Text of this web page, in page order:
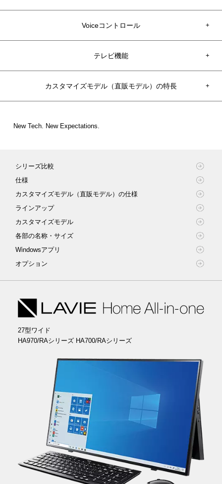
正面に見えるのは、スリムベゼルの大画面液晶のみ。 機
能美を追求したカフェボードデザインが空間に溶け込
む。
－ディスプレイ以外の機能を背面部分に配置し、正面に見えるのは狭
額縁の画面のみ。余計なものを極限まで排除した、安定感のあるコ
ンパクト&シンプルなカフェボードデザインを採用
615.4（W）×186.3（D）×361.1（H）mm
－未使用時はキーボードを立てかけておくことも可能
27型ワイドディスプレイ
（フルHD）
－広視野角のIPS液晶採用で、斜めの角度からも美しく
シックモダンなお部屋に似合うファインブラック
ナチュラルなお部屋に調和するファインホワイト
らくらく処理。
第10世代 Core™ i7プロセッサー（4コア）と
SSDを組み合わせて省電力、高速処理を実現。
－第10世代インテル® Core™ i7-10510Uプロセッサー（4コア）搭載
－SSD（PCIe接続）＋HDDのデュアルストレージ
－超高速通信を実現した次世代無線LAN規格 Wi-Fi 6(11ax)
※カスタマイズモデル（直販モデル）のLAVIE Direct HAでは第10世代 イン
＊1：HA970/RAシリーズに搭載。
ダイブしよう。
ディスプレイから音が聞こえる「Crystal Sound
－液晶パネルを振動させて音を鳴らすことでスピーカとして機能する
「Crystal Sound Display」搭載。音と映像が同じところから出力さ
ヤマハ AudioEngine™について詳しくはこちら
Voiceコントロール +
声だけで
できることたくさん。
離れた場所でも、手が離せないときも、
声でPCの起動・終了やテレビ・オーディオの操作まで
ハンズフリーで。
ウンの音声操作にも対応
Player」、「インフォボード（Homeモード）」の主な機能の音声
操作が可能
*2
また、Webカメラの前で「ねぇLAVIE、いつものアプリ」と呼びか
けるだけで、登録したアプリを起動できる
※LAVIE Direct HAは標準ソフトウェア選択時に「LAVIE AIエージェント」が
＊1：HA970/RAシリーズに搭載。
＊2：音声で操作できる機能には制限があります。
＊3：あらかじめユーザごとに顔の登録と起動するアプリの設定が必要で
す。また、周囲の環境によっては、認識できない場合があります。
テレビ機能 +
PCで観る、録る、残す、
HDMI入力端子の搭載で、ゲーム機のモニターとしても
活躍。
－ブルーレイディスクドライブ（BDXL™ 対応）搭載
－地上・BS・110度CSデジタル3波対応ダブルチューナ搭載
で2番組
同時録画可能
－HDMI入力端子で家庭用ゲーム機の大画面モニターやデジタルビデ
オカメラの映像出力に利用可能
※TV機能はHA970/RAシリーズにのみ搭載。HA700/RAシリーズには、TV機
能を搭載していません。
※快適にテレビをご覧いただくには、SmartVision以外のアプリを終了して
からご視聴ください。
＊1：HA970/RAシリーズに搭載。HA700/RAシリーズはDVDスーパーマルチ
ドライブを搭載。
カフェボードデザイン +
こだわりの空間に、
正面に見えるのは、スリムベゼルの大画面液晶のみ。機
能美を追求したカフェボードデザインが空間に溶け込
む。
－ディスプレイ以外の機能を背面部分に配置し、正面に見えるのは狭
額縁の画面のみ。余計なものを極限まで排除した、安定感のあるコ
ンパクト&シンプルなカフェボードデザインを採用
541.4（W）×186.9（D）×332.8（H）mm*1
－未使用時はキーボードを立てかけておくことも可能
－迫力の大画面
23.8型ワイドディスプレイ
－高精細なフルハイビジョン映像が楽しめるフルHD高解像度液晶
（フルHD）
－高精細なフルハイビジョン映像が楽しめるフルHD高解像度液晶
－広視野角のIPS液晶で、斜めの角度からも美しく
－カラーバリエーション：お部屋の雰囲気に合わせて選べる2色展開
高画質写真も
らくらく処理。
第10世代 Core™ i7プロセッサー（4コア）*1と
により省電力、高速処理を実現。
－Windows 10 Home搭載
－第10世代インテル® Core™ i7-10510U プロセッサー（4コア）搭載
－SSD（PCIe接続）＋HDDのデュアルストレージ
HA770/RAシリーズ：SSD 約256GB（PCIe接続）+HDD 約3TB
HA370/RAシリーズ：HDD 約1TB
－大容量8GBメモリ搭載
－超高速通信を実現した次世代無線LAN規格 Wi-Fi 6(11ax)*2
※カスタマイズモデル（直販モデル）のLAVIE Direct HAでは第10世代 イン
できることたくさん。
離れた場所でも、手が離せないときも、
声でPCの起動・終了やテレビ・オーディオの操作まで
－声でPCを起動できる「Voice起動」に加え、スリープ、シャットダ
ウンの音声操作にも対応
－NECオリジナルボイスエンジン「LAVIE AIエージェント」搭載
TVアプリ「SmartVision」、音楽プレーヤ「HiGrand Music
Player」、「インフォボード（Homeモード）」の主な機能の音声
操作が可能*1
また、Webカメラの前で「ねぇLAVIE、いつものアプリ」と呼びか
けるだけで、登録したアプリを起動できる
※LAVIE Direct HAは標準ソフトウェア選択時に「LAVIE AIエージェント」が
利用可能です。
＊1：音声で操作できる機能には制限があります。
PCで観る、録る、残す、
そして遊ぶ。
テレビやレコーダーを超えた多彩なTV機能。
HDMI入力端子の搭載*3
で、ゲーム機のモニターとしても
*1
カスタマイズモデル（直販モデル）の特長 +
カスタマイズで最高の1台を。欲し
長く快適に楽しみたい大切なパソコンだから、妥協せず本当に気に入
ったモデルを選びたい。そんな方たちのためのパソコンがカスタマイ
を増やして快適と安心をプラスしたり、まさにオーダーメイドのパソ
コンを実現します。カスタマイズは、ボタンで選んでいくだけの簡単
操作、予算を見ながら何度でも選び直しができるので、チャレンジし
考にした、今お得なおすすめモデルから選択することもできるので、
一度ご覧ください。
27型ワイド ファインブラック 27型ワイド ファインホワイト
Windows 10 Pro
を選択可能
高度なセキュリティ機能やネットワーク管理機能を持つWindows 10
Pro、スタンダードなWindows 10 Homeを用途に合わせてOSをお選
びいただけます。
New Tech. New Expectations.
シリーズ比較
仕様
カスタマイズモデル（直販モデル）の仕様
ラインアップ
カスタマイズモデル
各部の名称・サイズ
Windowsアプリ
オプション
27型ワイド
HA970/RAシリーズ HA700/RAシリーズ